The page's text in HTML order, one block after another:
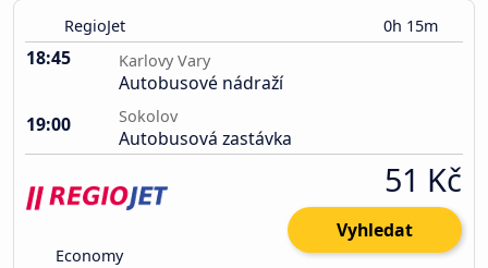
RegioJet 0h 15m
18:45 Karlovy Vary
Autobusové nádraží
19:00
Sokolov
Autobusová zastávka
Economy
51 Kč
Vyhledat